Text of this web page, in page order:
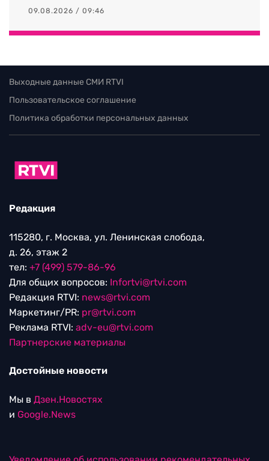
09.08.2026 / 09:46
Выходные данные СМИ RTVI
Пользовательское соглашение
Политика обработки персональных данных
Редакция
115280, г. Москва, ул. Ленинская слобода,
д. 26, этаж 2
тел: +7 (499) 579-86-96
Для общих вопросов: Infortvi@rtvi.com
Редакция RTVI: news@rtvi.com
Маркетинг/PR: pr@rtvi.com
Реклама RTVI: adv-eu@rtvi.com
Партнерские материалы
Достойные новости
Мы в Дзен.Новостях
и Google.News